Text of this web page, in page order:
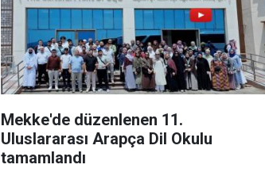
Mekke'de düzenlenen 11.
Uluslararası Arapça Dil Okulu
tamamlandı